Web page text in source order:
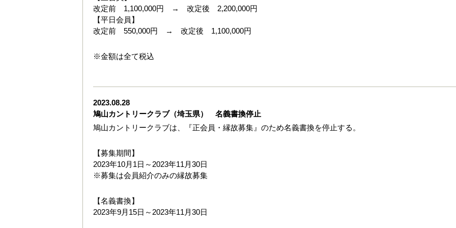
改定前 1,100,000円 → 改定後 2,200,000円
【平日会員】
改定前 550,000円 → 改定後 1,100,000円
※金額は全て税込
2023.08.28
鳩山カントリークラブ（埼玉県） 名義書換停止
鳩山カントリークラブは、『正会員・縁故募集』のため名義書換を停止する。
【募集期間】
2023年10月1日～2023年11月30日
※募集は会員紹介のみの縁故募集
【名義書換】
2023年9月15日～2023年11月30日